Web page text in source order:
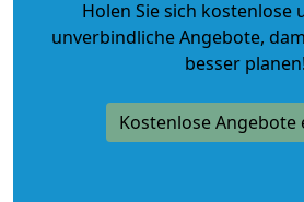
Holen Sie sich kostenlose
unverbindliche Angebote,
besser planen!
Kostenlose Angebote